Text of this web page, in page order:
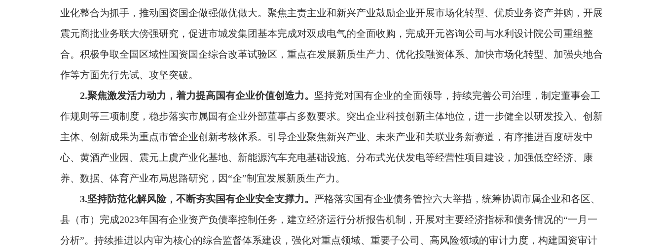
业化整合为抓手，推动国资国企做强做优做大。聚焦主责主业和新兴产业鼓励企业开展市场化转型、优质业务资产并购，开展
震元商批业务联大傍强研究，促进市城发集团基本完成对双成电气的全面收购，完成开元咨询公司与水利设计院公司重组整
合。积极争取全国区域性国资国企综合改革试验区，重点在发展新质生产力、优化投融资体系、加快市场化转型、加强央地合
作等方面先行先试、攻坚突破。
2.聚焦激发活力动力，着力提高国有企业价值创造力。 坚持党对国有企业的全面领导，持续完善公司治理，制定董事会工
作规则等三项制度，稳步落实市属国有企业外部董事占多数要求。突出企业科技创新主体地位，进一步健全以研发投入、创新
主体、创新成果为重点市管企业创新考核体系。引导企业聚焦新兴产业、未来产业和关联业务新赛道，有序推进百度研发中
心、黄酒产业园、震元上虞产业化基地、新能源汽车充电基础设施、分布式光伏发电等经营性项目建设，加强低空经济、康
养、数据、体育产业布局思路研究，因“企”制宜发展新质生产力。
3.坚持防范化解风险，不断夯实国有企业安全支撑力。 严格落实国有企业债务管控六大举措，统筹协调市属企业和各区、
县（市）完成2023年国有企业资产负债率控制任务，建立经济运行分析报告机制，开展对主要经济指标和债务情况的“一月一
分析”。持续推进以内审为核心的综合监督体系建设，强化对重点领域、重要子公司、高风险领域的审计力度，构建国资审计